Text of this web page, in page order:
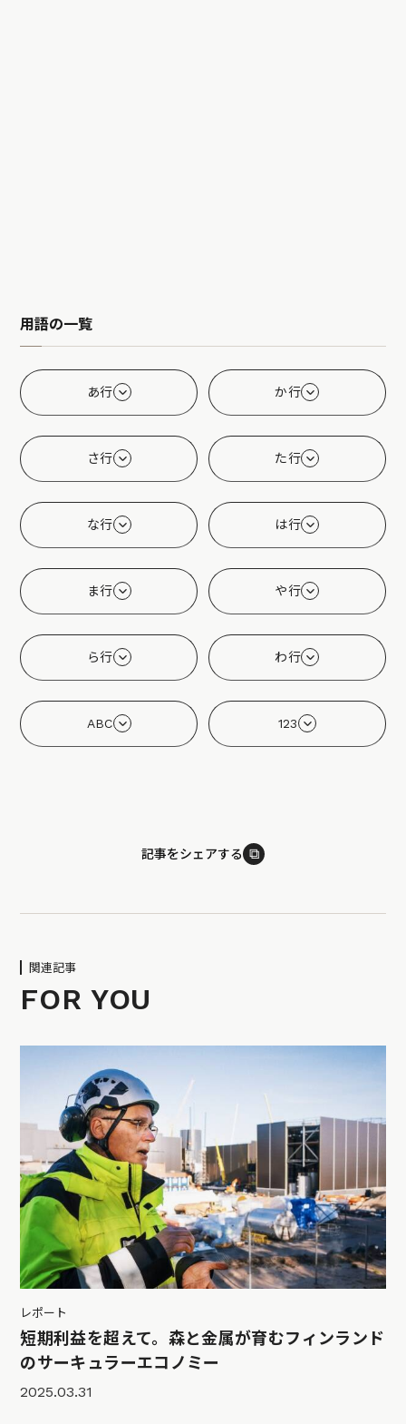
用語の一覧
あ行 か行
さ行 た行
な行 は行
ま行 や行
ら行 わ行
ABC 123
記事をシェアする ⧉
関連記事
FOR YOU
レポート
短期利益を超えて。森と金属が育むフィンランド
のサーキュラーエコノミー
2025.03.31